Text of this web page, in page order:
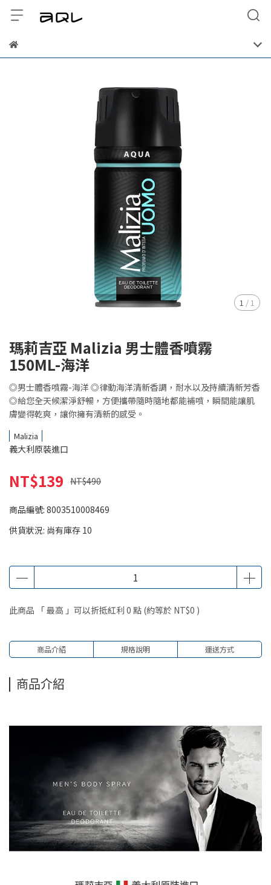
1 / 1
瑪莉吉亞 Malizia 男士體香噴霧
150ML-海洋
◎男士體香噴霧-海洋 ◎律動海洋清新香調，耐水以及持續清新芳香
◎給您全天候潔淨舒暢，方便攜帶隨時隨地都能補噴，瞬間能讓肌
膚變得乾爽，讓你擁有清新的感受。
Malizia
義大利原裝進口
NT$139 NT$490
商品編號: 8003510008469
供貨狀況: 尚有庫存 10
此商品 「 最高 」可以折抵紅利 0 點 (約等於 NT$0 )
商品介紹 規格說明 運送方式
商品介紹